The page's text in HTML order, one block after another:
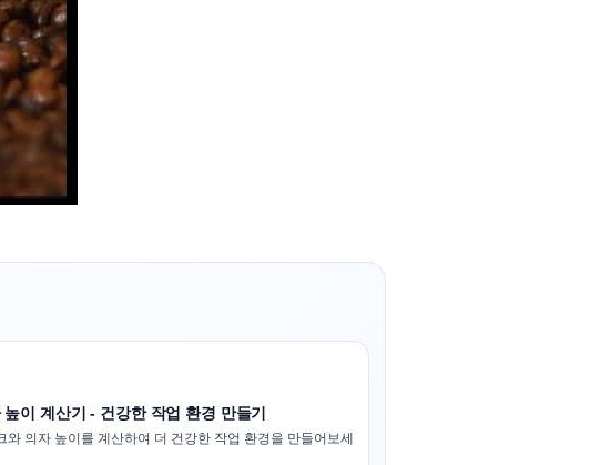
이 계산기 - 건강한 작업 환경 만들기
와 의자 높이를 계산하여 더 건강한 작업 환경을 만들어보세